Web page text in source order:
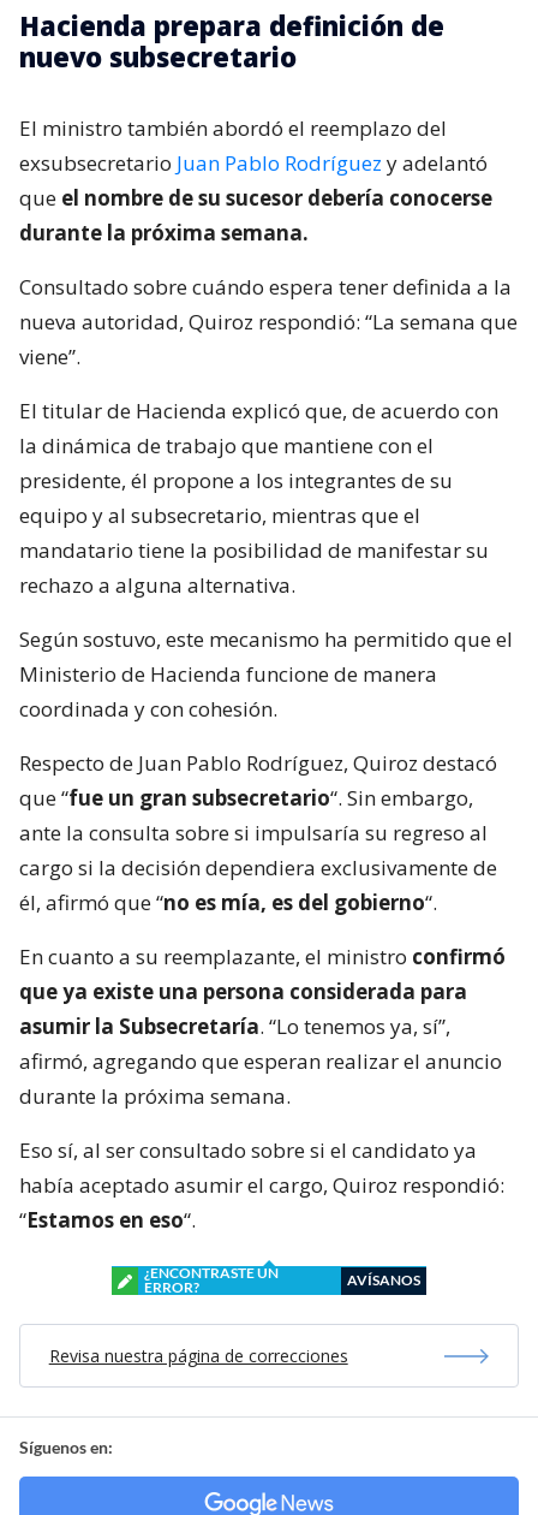
Hacienda prepara definición de
nuevo subsecretario
El ministro también abordó el reemplazo del
exsubsecretario Juan Pablo Rodríguez y adelantó
que el nombre de su sucesor debería conocerse
durante la próxima semana.
Consultado sobre cuándo espera tener definida a la
nueva autoridad, Quiroz respondió: “La semana que
viene”.
El titular de Hacienda explicó que, de acuerdo con
la dinámica de trabajo que mantiene con el
presidente, él propone a los integrantes de su
equipo y al subsecretario, mientras que el
mandatario tiene la posibilidad de manifestar su
rechazo a alguna alternativa.
Según sostuvo, este mecanismo ha permitido que el
Ministerio de Hacienda funcione de manera
coordinada y con cohesión.
Respecto de Juan Pablo Rodríguez, Quiroz destacó
que “fue un gran subsecretario“. Sin embargo,
ante la consulta sobre si impulsaría su regreso al
cargo si la decisión dependiera exclusivamente de
él, afirmó que “no es mía, es del gobierno“.
En cuanto a su reemplazante, el ministro confirmó
que ya existe una persona considerada para
asumir la Subsecretaría. “Lo tenemos ya, sí”,
afirmó, agregando que esperan realizar el anuncio
durante la próxima semana.
Eso sí, al ser consultado sobre si el candidato ya
había aceptado asumir el cargo, Quiroz respondió:
“Estamos en eso“.
¿ENCONTRASTE UN
ERROR?
AVÍSANOS
Revisa nuestra página de correcciones
Síguenos en: